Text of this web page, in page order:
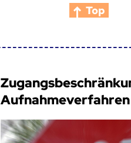
Top
Aufnahmeverfahren